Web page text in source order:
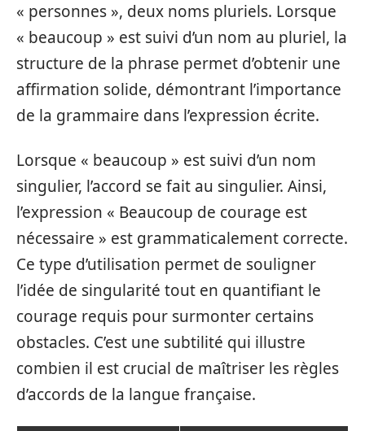
« personnes », deux noms pluriels. Lorsque
« beaucoup » est suivi d’un nom au pluriel, la
structure de la phrase permet d’obtenir une
affirmation solide, démontrant l’importance
de la grammaire dans l’expression écrite.
Lorsque « beaucoup » est suivi d’un nom
singulier, l’accord se fait au singulier. Ainsi,
l’expression « Beaucoup de courage est
nécessaire » est grammaticalement correcte.
Ce type d’utilisation permet de souligner
l’idée de singularité tout en quantifiant le
courage requis pour surmonter certains
obstacles. C’est une subtilité qui illustre
combien il est crucial de maîtriser les règles
d’accords de la langue française.